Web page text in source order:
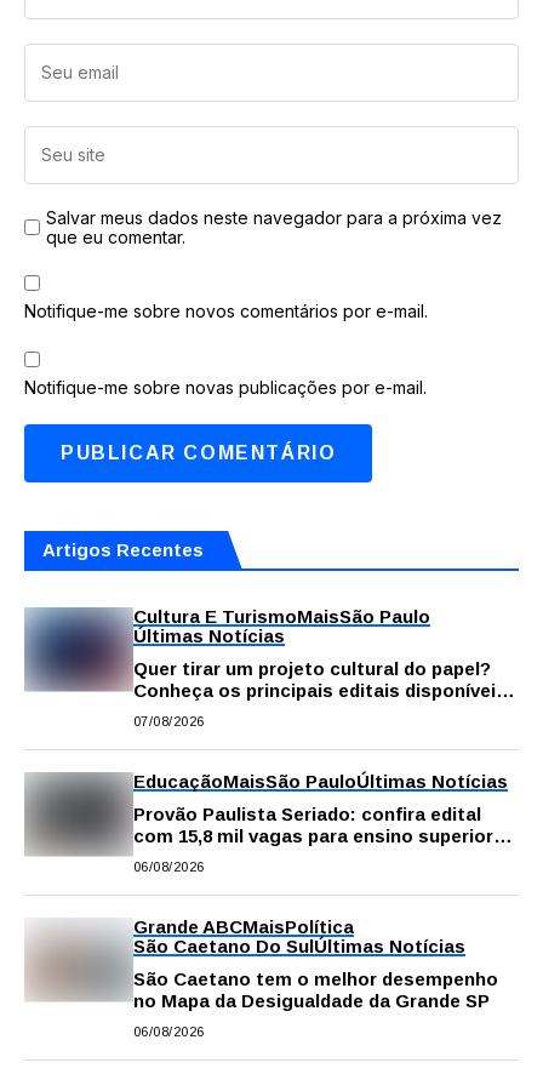
Salvar meus dados neste navegador para a próxima vez
que eu comentar.
Notifique-me sobre novos comentários por e-mail.
Notifique-me sobre novas publicações por e-mail.
Artigos Recentes
Cultura E TurismoMaisSão Paulo
Últimas Notícias
Quer tirar um projeto cultural do papel?
Conheça os principais editais disponíveis
em São Paulo
07/08/2026
EducaçãoMaisSão PauloÚltimas Notícias
Provão Paulista Seriado: confira edital
com 15,8 mil vagas para ensino superior
público
06/08/2026
Grande ABCMaisPolítica
São Caetano Do SulÚltimas Notícias
São Caetano tem o melhor desempenho
no Mapa da Desigualdade da Grande SP
06/08/2026